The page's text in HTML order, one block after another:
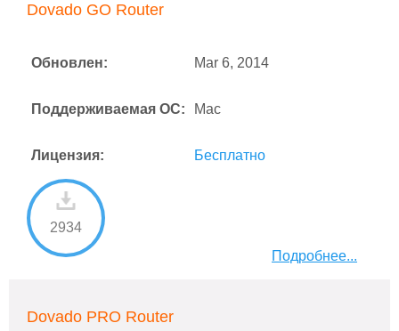
Dovado GO Router
Обновлен: Mar 6, 2014
Поддерживаемая ОС: Mac
Лицензия: Бесплатно
2934
Подробнее...
Dovado PRO Router